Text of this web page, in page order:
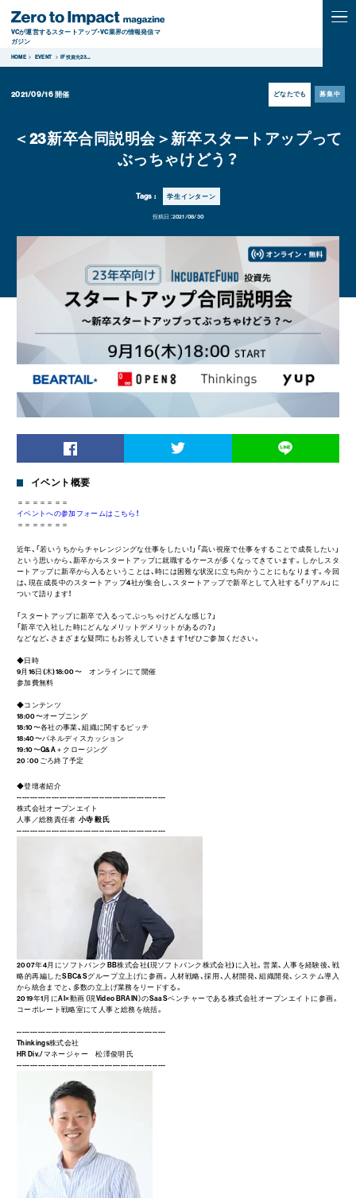
VCが運営するスタートアップ・VC業界の情報発信マ
ガジン
HOME EVENT IF投資先23...
2021/09/16開催 どなたでも 募集中
＜23新卒合同説明会＞新卒スタートアップって
ぶっちゃけどう？
Tags : 学生インターン
投稿日：2021/08/30
イベント概要
＝＝＝＝＝＝＝
イベントへの参加フォームはこちら！
＝＝＝＝＝＝＝
近年、「若いうちからチャレンジングな仕事をしたい！」「高い視座で仕事をすることで成長したい」
という思いから、新卒からスタートアップに就職するケースが多くなってきています。しかしスタ
ートアップに新卒から入るということは、時には困難な状況に立ち向かうことにもなります。今回
は、現在成長中のスタートアップ4社が集合し、スタートアップで新卒として入社する「リアル」に
ついて語ります！
「スタートアップに新卒で入るってぶっちゃけどんな感じ？」
「新卒で入社した時にどんなメリットデメリットがあるの？」
などなど、さまざまな疑問にもお答えしていきます！ぜひご参加ください。
◆日時
9月16日(木)18:00〜 オンラインにて開催
参加費無料
◆コンテンツ
18:00〜オープニング
18:10〜各社の事業、組織に関するピッチ
18:40〜パネルディスカッション
19:10〜Q&A＋クロージング
20：00ごろ終了予定
◆登壇者紹介
--------------------------------------------------------
株式会社オープンエイト
人事／総務責任者 小寺 毅 氏
--------------------------------------------------------
2007年4月にソフトバンクBB株式会社(現ソフトバンク株式会社)に入社。営業、人事を経験後、戦
略的再編したSBC&Sグループ立上げに参画。人材戦略、採用、人材開発、組織開発、システム導入
から統合までと、多数の立上げ業務をリードする。
2019年1月にAI×動画（現Video BRAIN）のSaaSベンチャーである株式会社オープンエイトに参画。
コーポレート戦略室にて人事と総務を統括。
--------------------------------------------------------
Thinkings株式会社
HR Div./マネージャー 松澤俊明 氏
--------------------------------------------------------